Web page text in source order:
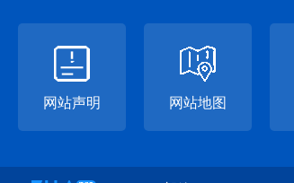
网站声明 网站地图